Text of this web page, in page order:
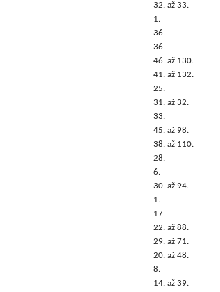
32. až 33.
1.
36.
36.
46. až 130.
41. až 132.
25.
31. až 32.
33.
45. až 98.
38. až 110.
28.
6.
30. až 94.
1.
17.
22. až 88.
29. až 71.
20. až 48.
8.
14. až 39.